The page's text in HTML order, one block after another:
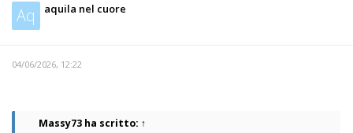
Aq aquila nel cuore
04/06/2026, 12:22
Massy73 ha scritto: ↑